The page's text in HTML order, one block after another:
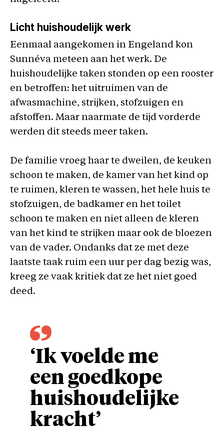
Licht huishoudelijk werk
Eenmaal aangekomen in Engeland kon
Sunnéva meteen aan het werk. De
huishoudelijke taken stonden op een rooster
en betroffen: het uitruimen van de
afwasmachine, strijken, stofzuigen en
afstoffen. Maar naarmate de tijd vorderde
werden dit steeds meer taken.
De familie vroeg haar te dweilen, de keuken
schoon te maken, de kamer van het kind op
te ruimen, kleren te wassen, het hele huis te
stofzuigen, de badkamer en het toilet
schoon te maken en niet alleen de kleren
van het kind te strijken maar ook de bloezen
van de vader. Ondanks dat ze met deze
laatste taak ruim een uur per dag bezig was,
kreeg ze vaak kritiek dat ze het niet goed
deed.
‘Ik voelde me
een goedkope
huishoudelijke
kracht’